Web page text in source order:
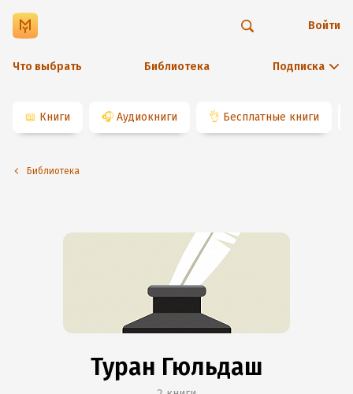
Что выбрать Библиотека Подписка
Войти
📖 Книги 🎧 Аудиокниги 👌 Бесплатные книги
Библиотека
Туран Гюльдаш